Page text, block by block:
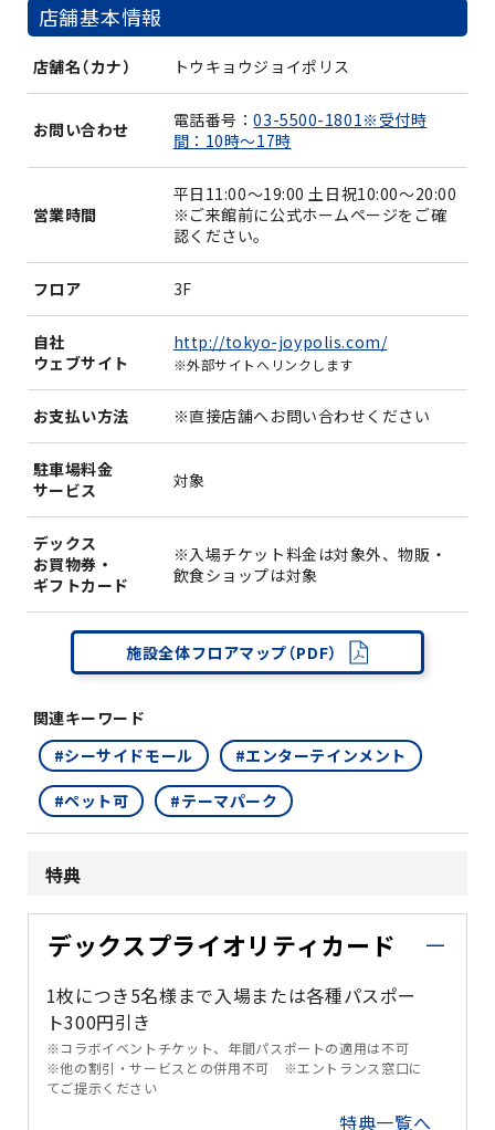
店舗基本情報
店舗名（カナ） トウキョウジョイポリス
お問い合わせ 電話番号：03-5500-1801※受付時
間：10時～17時
営業時間
平日11:00～19:00 土日祝10:00～20:00
※ご来館前に公式ホームページをご確
認ください。
フロア 3F
自社
ウェブサイト
http://tokyo-joypolis.com/
※外部サイトへリンクします
お支払い方法 ※直接店舗へお問い合わせください
駐車場料金
サービス
対象
デックス
お買物券・
ギフトカード
※入場チケット料金は対象外、物販・
飲食ショップは対象
施設全体フロアマップ（PDF）
関連キーワード
#シーサイドモール
#エンターテインメント
#ペット可 #テーマパーク
特典
デックスプライオリティカード
1枚につき5名様まで入場または各種パスポー
ト300円引き
※コラボイベントチケット、年間パスポートの適用は不可
※他の割引・サービスとの併用不可 ※エントランス窓口に
てご提示ください
特典一覧へ